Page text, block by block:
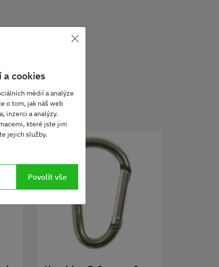
×
cookies
médií a analýze
o tom, jak náš web
inzerci a analýzy.
které jste jim
jejich služby.
Povolit vše